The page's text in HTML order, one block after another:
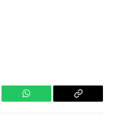
WhatsApp
Copy